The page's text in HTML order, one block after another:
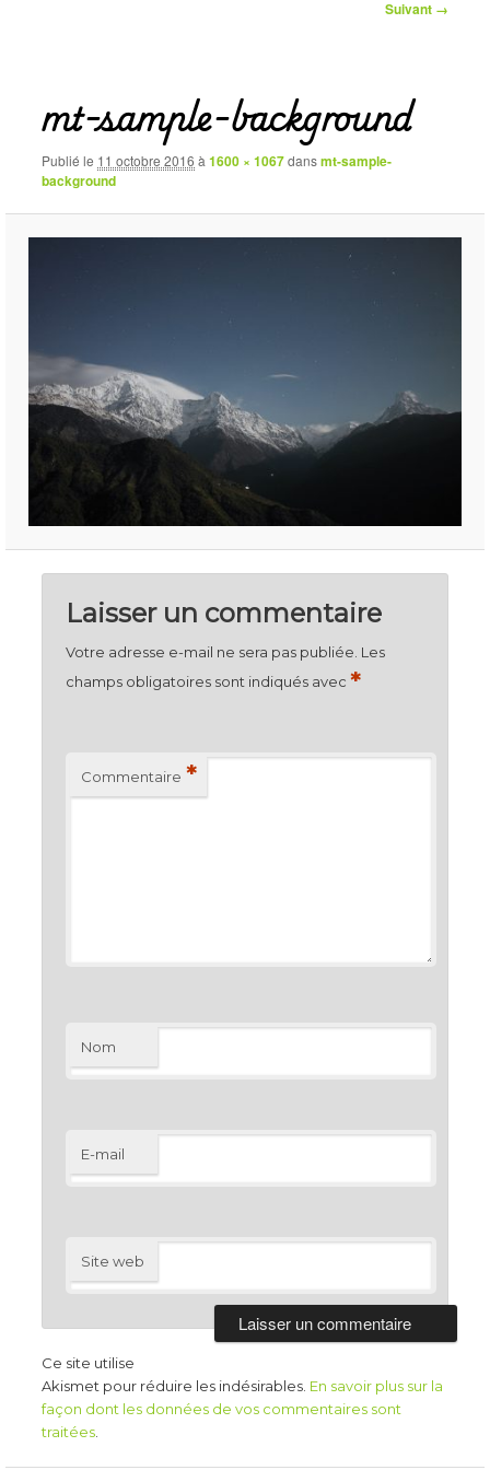
Suivant →
mt-sample-background
Publié le 11 octobre 2016 à1600 × 1067dansmt-sample-
background
Laisser un commentaire
Votre adresse e-mail ne sera pas publiée. Les
champs obligatoires sont indiqués avec*
Commentaire *
Nom
E-mail
Site web
Ce site utilise
Akismet pour réduire les indésirables. En savoir plus sur la
façon dont les données de vos commentaires sont
traitées.